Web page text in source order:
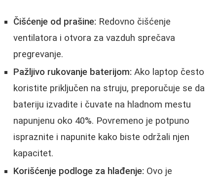
Čišćenje od prašine: Redovno čišćenje
ventilatora i otvora za vazduh sprečava
pregrevanje.
Pažljivo rukovanje baterijom: Ako laptop često
koristite priključen na struju, preporučuje se da
bateriju izvadite i čuvate na hladnom mestu
napunjenu oko 40%. Povremeno je potpuno
ispraznite i napunite kako biste održali njen
kapacitet.
Korišćenje podloge za hlađenje: Ovo je